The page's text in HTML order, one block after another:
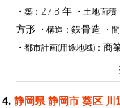
・築： 27.8 年 ・土地面積
方形 ・構造： 鉄骨造 ・
・都市計画(用途地域)： 商
4. 静岡県 静岡市 葵区 川